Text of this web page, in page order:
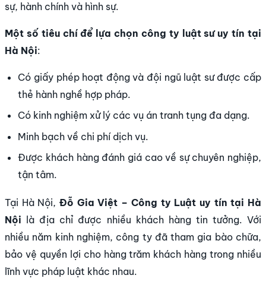
sự, hành chính và hình sự.
Một số tiêu chí để lựa chọn công ty luật sư uy tín tại
Hà Nội:
Có giấy phép hoạt động và đội ngũ luật sư được cấp
thẻ hành nghề hợp pháp.
Có kinh nghiệm xử lý các vụ án tranh tụng đa dạng.
Minh bạch về chi phí dịch vụ.
Được khách hàng đánh giá cao về sự chuyên nghiệp,
tận tâm.
Tại Hà Nội,Đỗ Gia Việt – Công ty Luật uy tín tại Hà
Nội là địa chỉ được nhiều khách hàng tin tưởng. Với
nhiều năm kinh nghiệm, công ty đã tham gia bào chữa,
bảo vệ quyền lợi cho hàng trăm khách hàng trong nhiều
lĩnh vực pháp luật khác nhau.